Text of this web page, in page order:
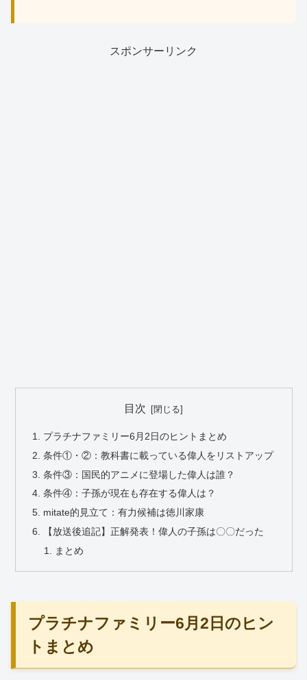
スポンサーリンク
目次
プラチナファミリー6月2日のヒントまとめ
条件①・②：教科書に載っている偉人をリストアップ
条件③：国民的アニメに登場した偉人は誰？
条件④：子孫が現在も存在する偉人は？
mitate的見立て：有力候補は徳川家康
【放送後追記】正解発表！偉人の子孫は〇〇だった
まとめ
プラチナファミリー6月2日のヒン
トまとめ